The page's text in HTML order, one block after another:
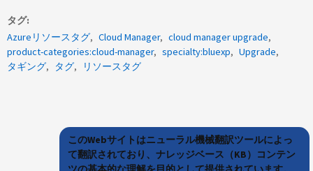
タグ
Azureリソースタグ
Cloud Manager
cloud manager upgrade
product-categories:cloud-manager
specialty:bluexp
Upgrade
タギング
タグ リソースタグ
このWebサイトはニューラル機械翻訳ツールによっ
て翻訳されており、ナレッジベース（KB）コンテン